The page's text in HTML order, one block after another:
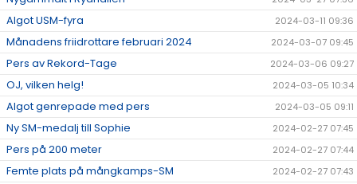
Algot USM-fyra 2024-03-11 09:36
Månadens friidrottare februari 2024 2024-03-07 09:45
Pers av Rekord-Tage 2024-03-06 09:27
OJ, vilken helg! 2024-03-05 10:34
Algot genrepade med pers 2024-03-05 09:11
Ny SM-medalj till Sophie 2024-02-27 07:45
Pers på 200 meter 2024-02-27 07:44
Femte plats på mångkamps-SM 2024-02-27 07:43